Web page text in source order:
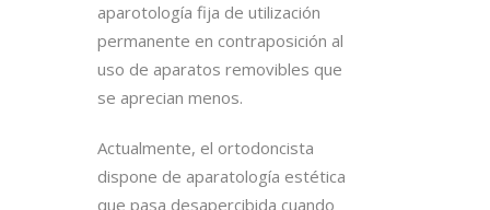
aparotología fija de utilización
permanente en contraposición al
uso de aparatos removibles que
se aprecian menos.
Actualmente, el ortodoncista
dispone de aparatología estética
que pasa desapercibida cuando